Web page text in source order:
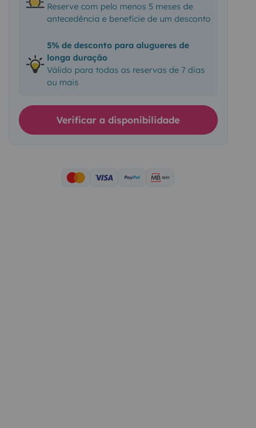
Reserve com pelo menos 5 meses de
antecedência e beneficie de um desconto
5% de desconto para alugueres de
longa duração
Válido para todas as reservas de 7 dias
ou mais
Verificar a disponibilidade